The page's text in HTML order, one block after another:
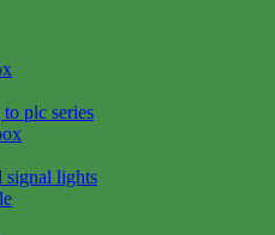
plc series
lights